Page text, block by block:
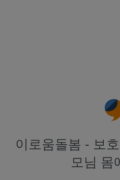
이로움돌봄 - 보
모님 몸